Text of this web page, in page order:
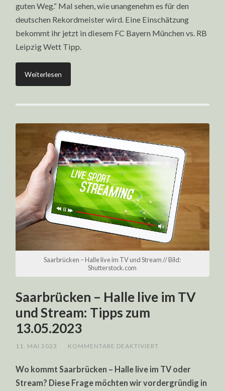
guten Weg.“ Mal sehen, wie unangenehm es für den
deutschen Rekordmeister wird. Eine Einschätzung
bekommt ihr jetzt in diesem FC Bayern München vs. RB
Leipzig Wett Tipp.
Weiterlesen
Saarbrücken – Halle live im TV und Stream // Bild:
Shutterstock.com
Saarbrücken – Halle live im TV
und Stream: Tipps zum
13.05.2023
11. MAI 2023 KOMMENTARE DEAKTIVIERT
HALLE
IM
Wo kommt Saarbrücken – Halle live im TV oder
Stream? Diese Frage möchten wir vordergründig in